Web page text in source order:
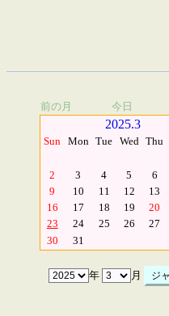
前の月 今日
2025.3
Sun Mon Tue Wed Thu
2
3 4 5 6
9
10 11 12 13
16
17 18 19 20
23
24 25 26 27
30
31
年 月